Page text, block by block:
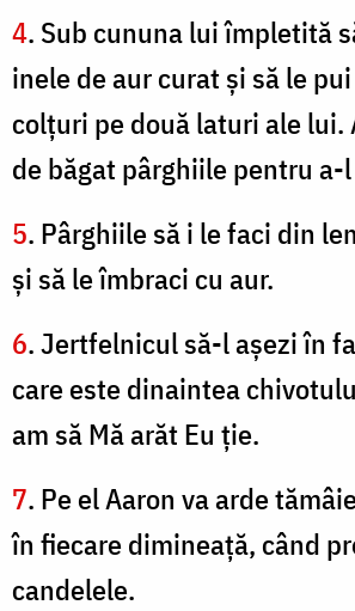
4. Sub cununa lui împletită
inele de aur curat şi să le
colţuri pe două laturi ale lui.
de băgat pârghiile pentru a-
5. Pârghiile să i le faci din
şi să le îmbraci cu aur.
6. Jertfelnicul să-l aşezi în
care este dinaintea
am să Mă arăt Eu ţie.
7. Pe el Aaron va arde
în fiecare dimineaţă, când
candelele.